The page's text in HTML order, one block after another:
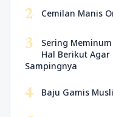
2 Cemilan Manis
3
Sering
Hal Berikut
Sampingnya
4 Baju Gamis